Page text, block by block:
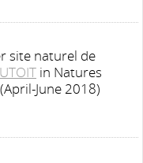
site naturel de
in Natures
June 2018)